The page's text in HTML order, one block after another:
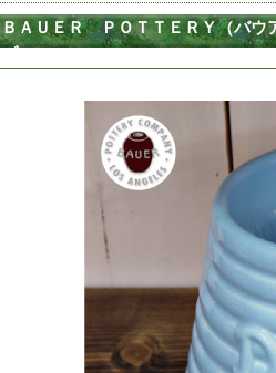
ＢＡＵＥＲ ＰＯＴＴＥＲＹ（バ
ブルー